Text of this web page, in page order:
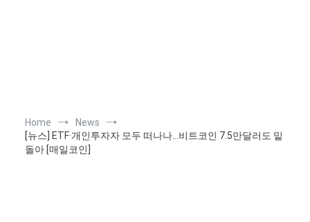
Home
News
[뉴스] ETF·개인투자자 모두 떠나나…비트코인 7.5만달러도 밑
돌아 [매일코인]